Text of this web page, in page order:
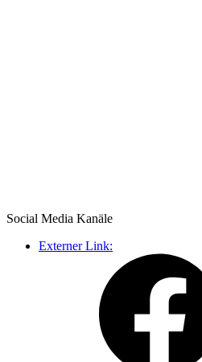
Social Media Kanäle
Externer Link: